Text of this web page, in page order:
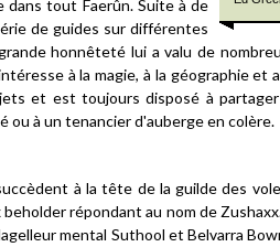
tout Faerûn. Suite à de
de guides sur différentes
honnêteté lui a valu de
à la magie, à la géographie et
et est toujours disposé à
ou à un tenancier d'auberge en colère.
à la tête de la guilde des
répondant au nom de
mental Suthool et Belvarra